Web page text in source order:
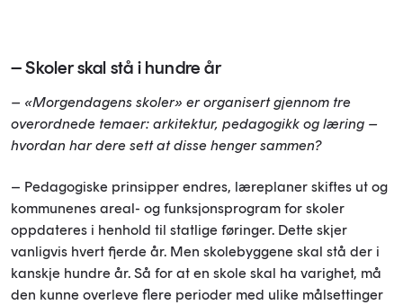
– Skoler skal stå i hundre år
– «Morgendagens skoler» er organisert gjennom tre
overordnede temaer: arkitektur, pedagogikk og læring –
hvordan har dere sett at disse henger sammen?
– Pedagogiske prinsipper endres, læreplaner skiftes ut og
kommunenes areal- og funksjonsprogram for skoler
oppdateres i henhold til statlige føringer. Dette skjer
vanligvis hvert fjerde år. Men skolebyggene skal stå der i
kanskje hundre år. Så for at en skole skal ha varighet, må
den kunne overleve flere perioder med ulike målsettinger